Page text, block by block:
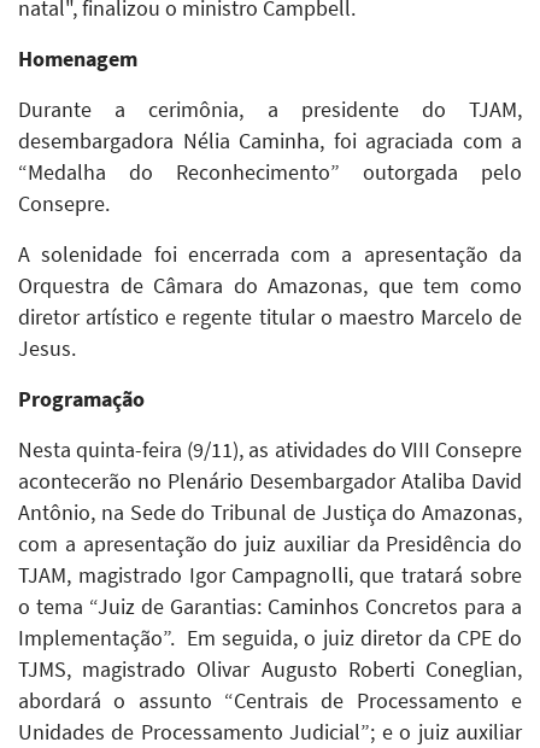
natal", finalizou o ministro Campbell.
Homenagem
Durante a cerimônia, a presidente do TJAM,
desembargadora Nélia Caminha, foi agraciada com a
“Medalha do Reconhecimento” outorgada pelo
Consepre.
A solenidade foi encerrada com a apresentação da
Orquestra de Câmara do Amazonas, que tem como
diretor artístico e regente titular o maestro Marcelo de
Jesus.
Programação
Nesta quinta-feira (9/11), as atividades do VIII Consepre
acontecerão no Plenário Desembargador Ataliba David
Antônio, na Sede do Tribunal de Justiça do Amazonas,
com a apresentação do juiz auxiliar da Presidência do
TJAM, magistrado Igor Campagnolli, que tratará sobre
o tema “Juiz de Garantias: Caminhos Concretos para a
Implementação”. Em seguida, o juiz diretor da CPE do
TJMS, magistrado Olivar Augusto Roberti Coneglian,
abordará o assunto “Centrais de Processamento e
Unidades de Processamento Judicial”; e o juiz auxiliar